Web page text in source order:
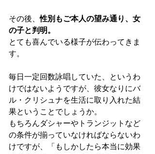
その後、性別もご本人の望み通り、女
の子と判明。
とても喜んでいる様子が伝わってきま
す。
毎日一定回数詠唱していた、というわ
けではないようですが、彼女なりにバ
ル・クリシュナを生活に取り入れた結
果ということでしょうか。
もちろんダシャーやトランジットなど
の条件が揃っていなければならないわ
けですが、「もしかしたら本当に効果